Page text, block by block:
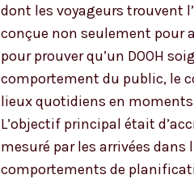
dont les voyageurs trouvent
conçue non seulement pour
pour prouver qu’un DOOH
comportement du public, le
lieux quotidiens en
L’objectif principal était
mesuré par les arrivées dans
comportements de